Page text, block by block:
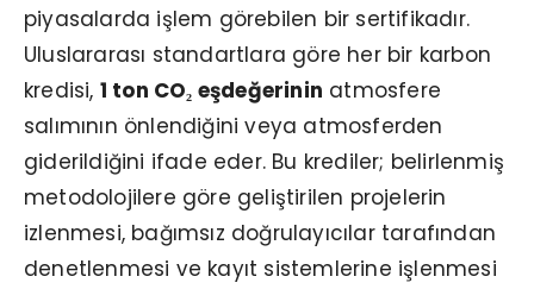
piyasalarda işlem görebilen bir sertifikadır.
Uluslararası standartlara göre her bir karbon
kredisi, 1 ton CO₂ eşdeğerinin atmosfere
salımının önlendiğini veya atmosferden
giderildiğini ifade eder. Bu krediler; belirlenmiş
metodolojilere göre geliştirilen projelerin
izlenmesi, bağımsız doğrulayıcılar tarafından
denetlenmesi ve kayıt sistemlerine işlenmesi